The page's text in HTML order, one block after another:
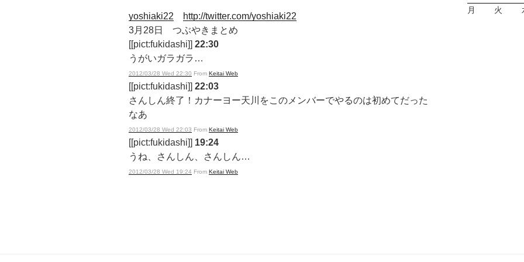
yoshiaki22
http://twitter.com/yoshiaki22
3月28日 つぶやきまとめ
[[pict:fukidashi]] 22:30
うがいガラガラ…
2012/03/28 Wed 22:30 From Keitai Web
[[pict:fukidashi]] 22:03
さんしん終了！カナーヨー天川をこのメンバーでやるのは初めてだった
なあ
2012/03/28 Wed 22:03 From Keitai Web
[[pict:fukidashi]] 19:24
うね、さんしん、さんしん…
2012/03/28 Wed 19:24 From Keitai Web
月 火